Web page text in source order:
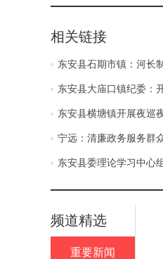
相关链接
东安县石期市镇：河长
东安县大庙口镇纪委：
东安县横塘镇开展夜巡
宁远：清廉政务服务群
东安县委理论学习中心
频道精选
重要新闻